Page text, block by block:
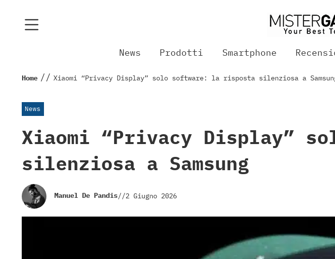
News Prodotti Smartphone
Home // Xiaomi “Privacy Display” solo software: la risposta silenziosa a
News
Xiaomi “Privacy Display”
silenziosa a Samsung
Manuel De Pandis//2 Giugno 2026